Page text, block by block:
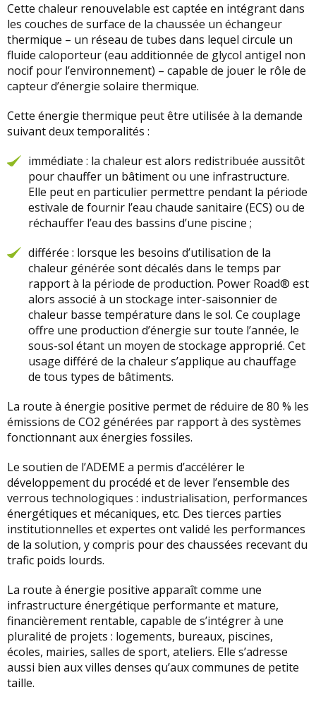
Cette chaleur renouvelable est captée en intégrant dans
les couches de surface de la chaussée un échangeur
thermique – un réseau de tubes dans lequel circule un
fluide caloporteur (eau additionnée de glycol antigel non
nocif pour l’environnement) – capable de jouer le rôle de
capteur d’énergie solaire thermique.
Cette énergie thermique peut être utilisée à la demande
suivant deux temporalités :
immédiate : la chaleur est alors redistribuée aussitôt
pour chauffer un bâtiment ou une infrastructure.
Elle peut en particulier permettre pendant la période
estivale de fournir l’eau chaude sanitaire (ECS) ou de
réchauffer l’eau des bassins d’une piscine ;
différée : lorsque les besoins d’utilisation de la
chaleur générée sont décalés dans le temps par
rapport à la période de production. Power Road® est
alors associé à un stockage inter-saisonnier de
chaleur basse température dans le sol. Ce couplage
offre une production d’énergie sur toute l’année, le
sous-sol étant un moyen de stockage approprié. Cet
usage différé de la chaleur s’applique au chauffage
de tous types de bâtiments.
La route à énergie positive permet de réduire de 80 % les
émissions de CO2 générées par rapport à des systèmes
fonctionnant aux énergies fossiles.
Le soutien de l’ADEME a permis d’accélérer le
développement du procédé et de lever l’ensemble des
verrous technologiques : industrialisation, performances
énergétiques et mécaniques, etc. Des tierces parties
institutionnelles et expertes ont validé les performances
de la solution, y compris pour des chaussées recevant du
trafic poids lourds.
La route à énergie positive apparaît comme une
infrastructure énergétique performante et mature,
financièrement rentable, capable de s’intégrer à une
pluralité de projets : logements, bureaux, piscines,
écoles, mairies, salles de sport, ateliers. Elle s’adresse
aussi bien aux villes denses qu’aux communes de petite
taille.